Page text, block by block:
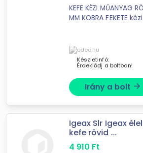
KEFE KÉZI MŰANYAG
MM KOBRA FEKETE
tisztító kefe, mely
Készletinfó:
Érdeklődj a boltban!
Irány a bolt arrow_forward
Igeax Slr Igeax
kefe rövid ...
4 910 Ft